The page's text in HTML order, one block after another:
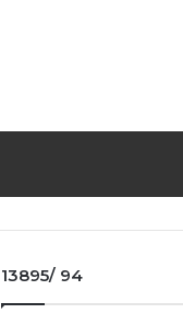
13895/ 94